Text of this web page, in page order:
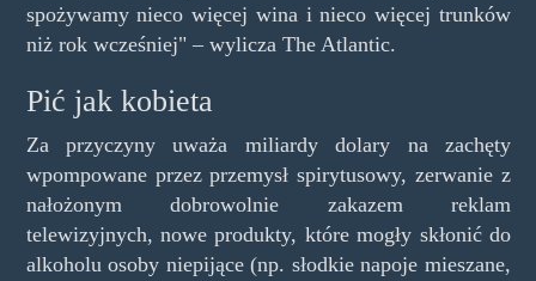
spożywamy nieco więcej wina i nieco więcej trunków
niż rok wcześniej" – wylicza The Atlantic.
Pić jak kobieta
Za przyczyny uważa miliardy dolary na zachęty
wpompowane przez przemysł spirytusowy, zerwanie z
nałożonym dobrowolnie zakazem reklam
telewizyjnych, nowe produkty, które mogły skłonić do
alkoholu osoby niepijące (np. słodkie napoje mieszane,